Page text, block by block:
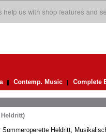
us with shop features and
Contemp. Music Complete
Heldritt,